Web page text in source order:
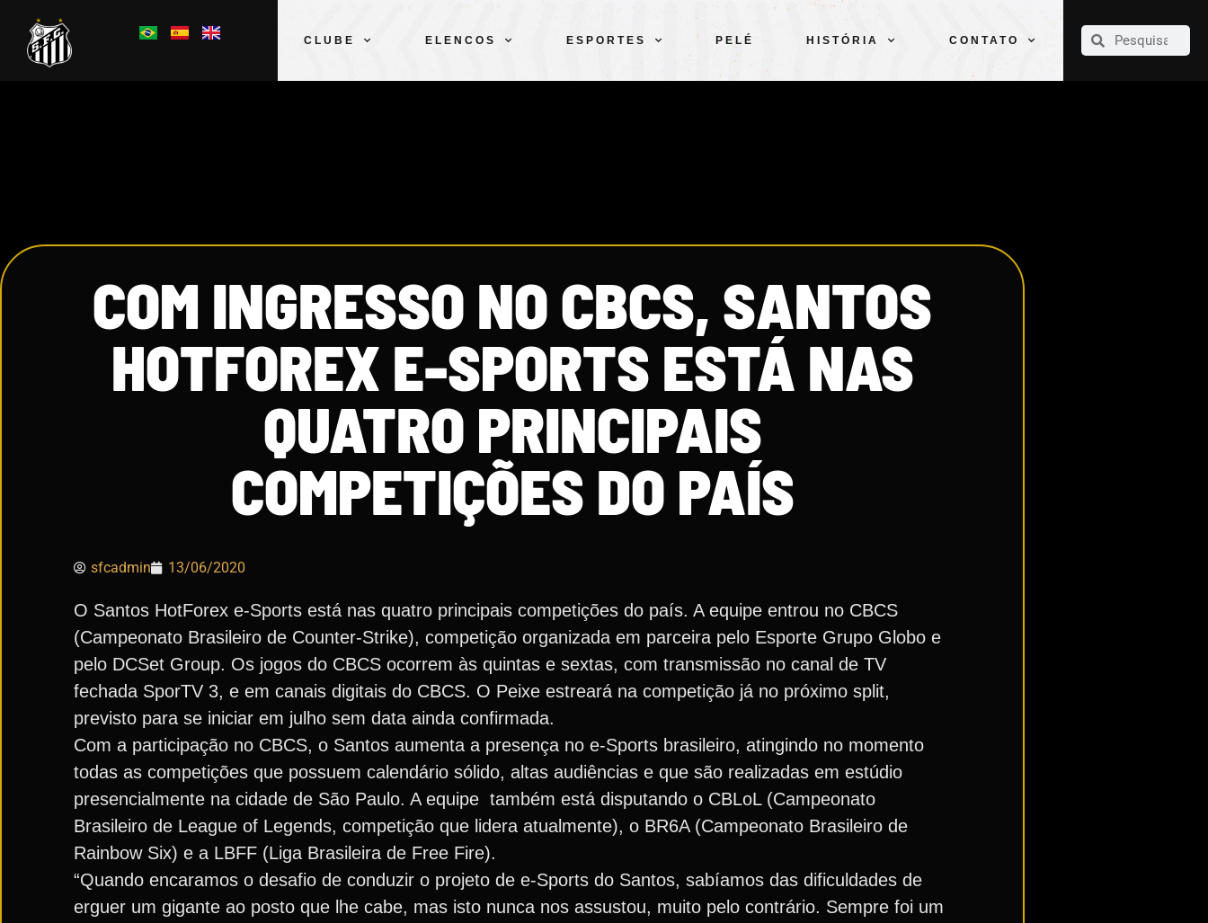
CLUBE ELENCOS ESPORTES PELÉ HISTÓRIA CONTATO
CLUBE
COM INGRESSO NO CBCS, SANTOS
HOTFOREX E-SPORTS ESTÁ NAS
QUATRO PRINCIPAIS
COMPETIÇÕES DO PAÍS
sfcadmin 13/06/2020
O Santos HotForex e-Sports está nas quatro principais competições do país. A equipe entrou no CBCS
(Campeonato Brasileiro de Counter-Strike), competição organizada em parceira pelo Esporte Grupo Globo e
pelo DCSet Group. Os jogos do CBCS ocorrem às quintas e sextas, com transmissão no canal de TV
fechada SporTV 3, e em canais digitais do CBCS. O Peixe estreará na competição já no próximo split,
previsto para se iniciar em julho sem data ainda confirmada.
Com a participação no CBCS, o Santos aumenta a presença no e-Sports brasileiro, atingindo no momento
todas as competições que possuem calendário sólido, altas audiências e que são realizadas em estúdio
presencialmente na cidade de São Paulo. A equipe também está disputando o CBLoL (Campeonato
Brasileiro de League of Legends, competição que lidera atualmente), o BR6A (Campeonato Brasileiro de
Rainbow Six) e a LBFF (Liga Brasileira de Free Fire).
“Quando encaramos o desafio de conduzir o projeto de e-Sports do Santos, sabíamos das dificuldades de
erguer um gigante ao posto que lhe cabe, mas isto nunca nos assustou, muito pelo contrário. Sempre foi um